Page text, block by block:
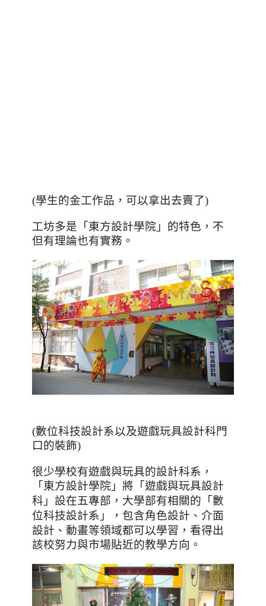
(學生的金工作品，可以拿出去賣了)
工坊多是「東方設計學院」的特色，不
但有理論也有實務。
(數位科技設計系以及遊戲玩具設計科門
口的裝飾)
很少學校有遊戲與玩具的設計科系，
「東方設計學院」將「遊戲與玩具設計
科」設在五專部，大學部有相關的
「數
位科技設計系」
，包含角色設計、介面
設計、動畫等領域都可以學習，看得出
該校努力與市場貼近的教學方向。